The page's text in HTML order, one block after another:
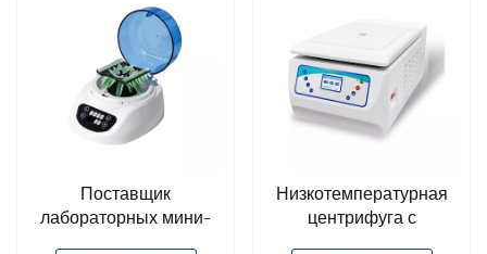
Поставщик
лабораторных мини-
Низкотемпературная
центрифуга с